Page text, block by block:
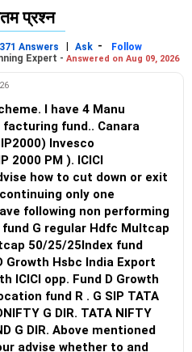
of growth-oriented
planning is visible in your
to large caps through
more stable and less volatile.
across large, mid, and
bridges the gap between
प्रश्न
Answers | Ask -
Follow
Expert - Answered on Aug 09, 2026
Invesco
PM ). ICICI
how to cut down or exit
only one
following non performing
G regular Hdfc Multcap
India Export
fund R . G SIP TATA
G DIR. TATA NIFTY
G DIR. Above mentioned
advise whether to and